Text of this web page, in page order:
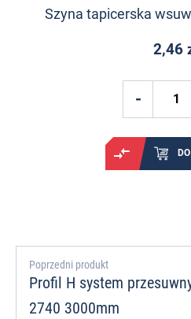
Szyna tapicerska
2,46
Poprzedni produkt
Profil H system
2740 3000mm